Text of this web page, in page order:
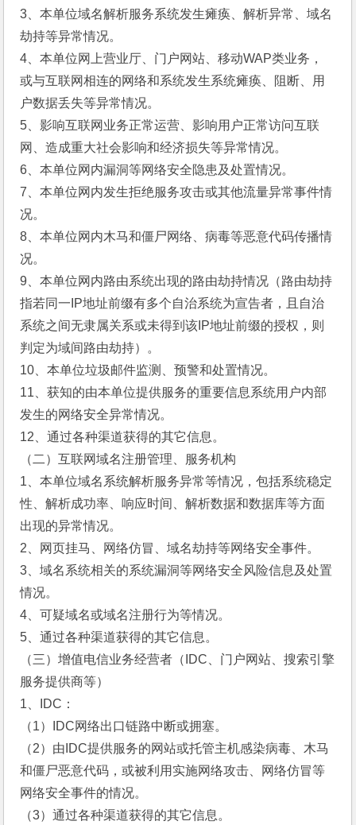
3、本单位域名解析服务系统发生瘫痪、解析异常、域名
劫持等异常情况。
4、本单位网上营业厅、门户网站、移动WAP类业务，
或与互联网相连的网络和系统发生系统瘫痪、阻断、用
户数据丢失等异常情况。
5、影响互联网业务正常运营、影响用户正常访问互联
网、造成重大社会影响和经济损失等异常情况。
6、本单位网内漏洞等网络安全隐患及处置情况。
7、本单位网内发生拒绝服务攻击或其他流量异常事件情
况。
8、本单位网内木马和僵尸网络、病毒等恶意代码传播情
况。
9、本单位网内路由系统出现的路由劫持情况（路由劫持
指若同一IP地址前缀有多个自治系统为宣告者，且自治
系统之间无隶属关系或未得到该IP地址前缀的授权，则
判定为域间路由劫持）。
10、本单位垃圾邮件监测、预警和处置情况。
11、获知的由本单位提供服务的重要信息系统用户内部
发生的网络安全异常情况。
12、通过各种渠道获得的其它信息。
（二）互联网域名注册管理、服务机构
1、本单位域名系统解析服务异常等情况，包括系统稳定
性、解析成功率、响应时间、解析数据和数据库等方面
出现的异常情况。
2、网页挂马、网络仿冒、域名劫持等网络安全事件。
3、域名系统相关的系统漏洞等网络安全风险信息及处置
情况。
4、可疑域名或域名注册行为等情况。
5、通过各种渠道获得的其它信息。
（三）增值电信业务经营者（IDC、门户网站、搜索引擎
服务提供商等）
1、IDC：
（1）IDC网络出口链路中断或拥塞。
（2）由IDC提供服务的网站或托管主机感染病毒、木马
和僵尸恶意代码，或被利用实施网络攻击、网络仿冒等
网络安全事件的情况。
（3）通过各种渠道获得的其它信息。